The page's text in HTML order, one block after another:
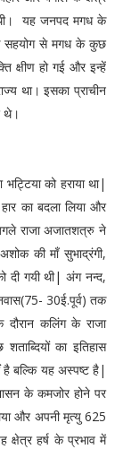
थी। यह जनपद मगध के
सहयोग से मगध के कुछ
क्षीण हो गई और इन्हें
था। इसका प्राचीन
थे।
को हराया था|
का बदला लिया और
राजा अजातशत्रु ने
की माँ सुभाद्रंगी,
दी गयी थी| अंग नन्द,
30ई.पूर्व) तक
कलिंग के राजा
का इतिहास
है बल्कि यह अस्पष्ट है|
के कमजोर होने पर
और अपनी मृत्यु 625
हर्ष के प्रभाव में